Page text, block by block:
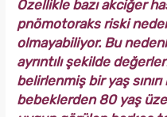
Özellikle bazı akciğer
pnömotoraks riski
olmayabiliyor. Bu
ayrıntılı şekilde
belirlenmiş bir yaş
bebeklerden 80 yaş